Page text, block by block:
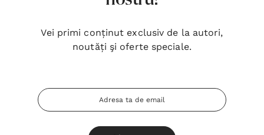
Vei primi conținut exclusiv de la autori,
noutăți şi oferte speciale.
Adresa
Email